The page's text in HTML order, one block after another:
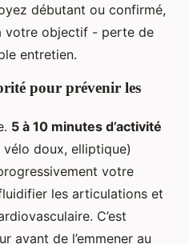
débutant ou confirmé,
votre objectif - perte de
entretien.
pour prévenir les
5 à 10 minutes d’activité
doux, elliptique)
votre
les articulations et
C’est
avant de l’emmener au